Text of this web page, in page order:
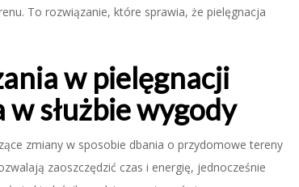
To rozwiązanie, które sprawia, że pielęgnacja
w pielęgnacji
służbie wygody
zmiany w sposobie dbania o przydomowe tereny
zaoszczędzić czas i energię, jednocześnie